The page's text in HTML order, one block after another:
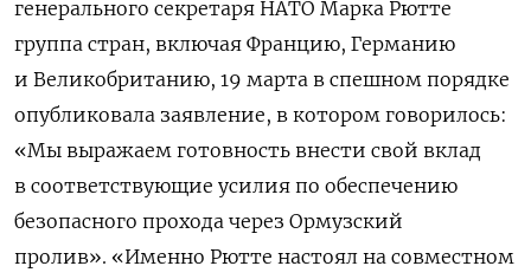
генерального секретаря НАТО Марка Рютте
группа стран, включая Францию, Германию
и Великобританию, 19 марта в спешном порядке
опубликовала заявление, в котором говорилось:
«Мы выражаем готовность внести свой вклад
в соответствующие усилия по обеспечению
безопасного прохода через Ормузский
пролив». «Именно Рютте настоял на совместном